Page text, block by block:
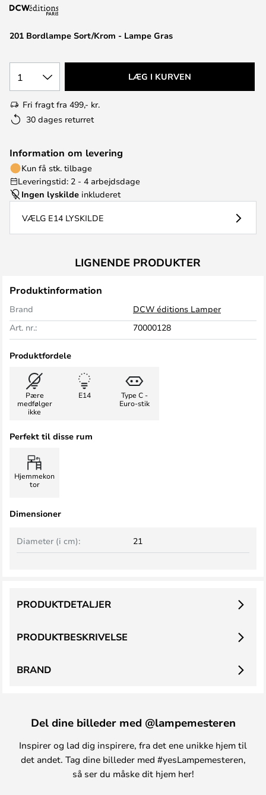
201 Bordlampe Sort/Krom - Lampe Gras
1 LÆG I KURVEN
Fri fragt fra 499,- kr.
30 dages returret
Information om levering
Kun få stk. tilbage
Leveringstid: 2 - 4 arbejdsdage
Ingen lyskilde inkluderet
VÆLG E14 LYSKILDE
LIGNENDE PRODUKTER
Produktinformation
Brand
DCW éditions Lamper
Art. nr.:
70000128
Produktfordele
Pære
medfølger
ikke
E14
Type C -
Euro-stik
Perfekt til disse rum
Hjemmekon
tor
Dimensioner
Diameter (i cm): 21
PRODUKTBESKRIVELSE
PRODUKTDETALJER
BRAND
Del dine billeder med @lampemesteren
Inspirer og lad dig inspirere, fra det ene unikke hjem til
det andet. Tag dine billeder med #yesLampemesteren,
så ser du måske dit hjem her!